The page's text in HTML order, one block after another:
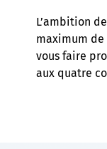
L’ambition
maximum
vous faire
aux quatre